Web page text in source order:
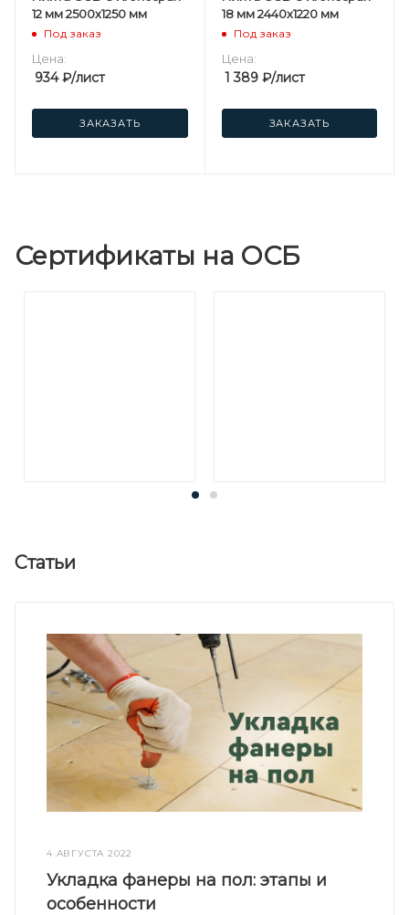
12 мм 2500х1250 мм
Под заказ
Цена:
934₽/лист
ЗАКАЗАТЬ
18 мм 2440х1220 мм
Под заказ
Цена:
1 389₽/лист
ЗАКАЗАТЬ
Сертификаты на ОСБ
Статьи
4 АВГУСТА 2022
Укладка фанеры на пол: этапы и
особенности